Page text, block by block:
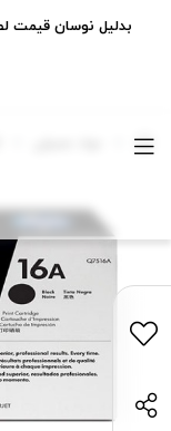
بدلیل نوسان قیمت